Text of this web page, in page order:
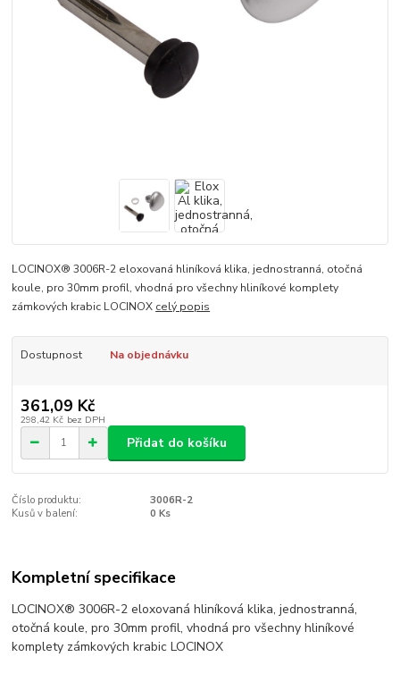
LOCINOX® 3006R-2 eloxovaná hliníková klika, jednostranná, otočná
koule, pro 30mm profil, vhodná pro všechny hliníkové komplety
zámkových krabic LOCINOX celý popis
Dostupnost Na objednávku
361,09 Kč
298,42 Kč bez DPH
Přidat do košíku
Číslo produktu:
3006R-2
Kusů v balení:
0 Ks
Kompletní specifikace
LOCINOX® 3006R-2 eloxovaná hliníková klika, jednostranná,
otočná koule, pro 30mm profil, vhodná pro všechny hliníkové
komplety zámkových krabic LOCINOX